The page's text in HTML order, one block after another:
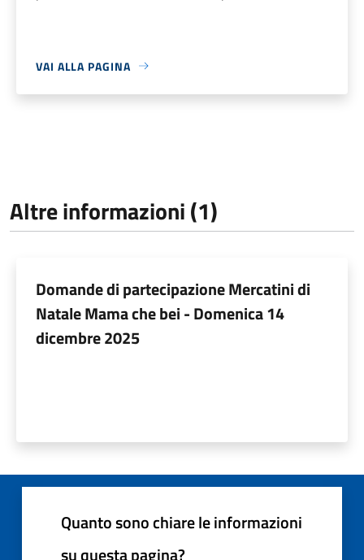
VAI ALLA PAGINA
Altre informazioni (1)
Domande di partecipazione Mercatini di
Natale Mama che bei - Domenica 14
dicembre 2025
Quanto sono chiare le informazioni
su questa pagina?